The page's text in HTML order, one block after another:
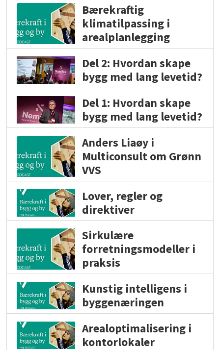
Bærekraftig
klimatilpassing i
arealplanlegging
Del 2: Hvordan skape
bygg med lang levetid?
Del 1: Hvordan skape
bygg med lang levetid?
Anders Liaøy i
Multiconsult om Grønn
VVS
Lover, regler og
direktiver
Sirkulære
forretningsmodeller i
praksis
Kunstig intelligens i
byggenæringen
Arealoptimalisering i
kontorlokaler